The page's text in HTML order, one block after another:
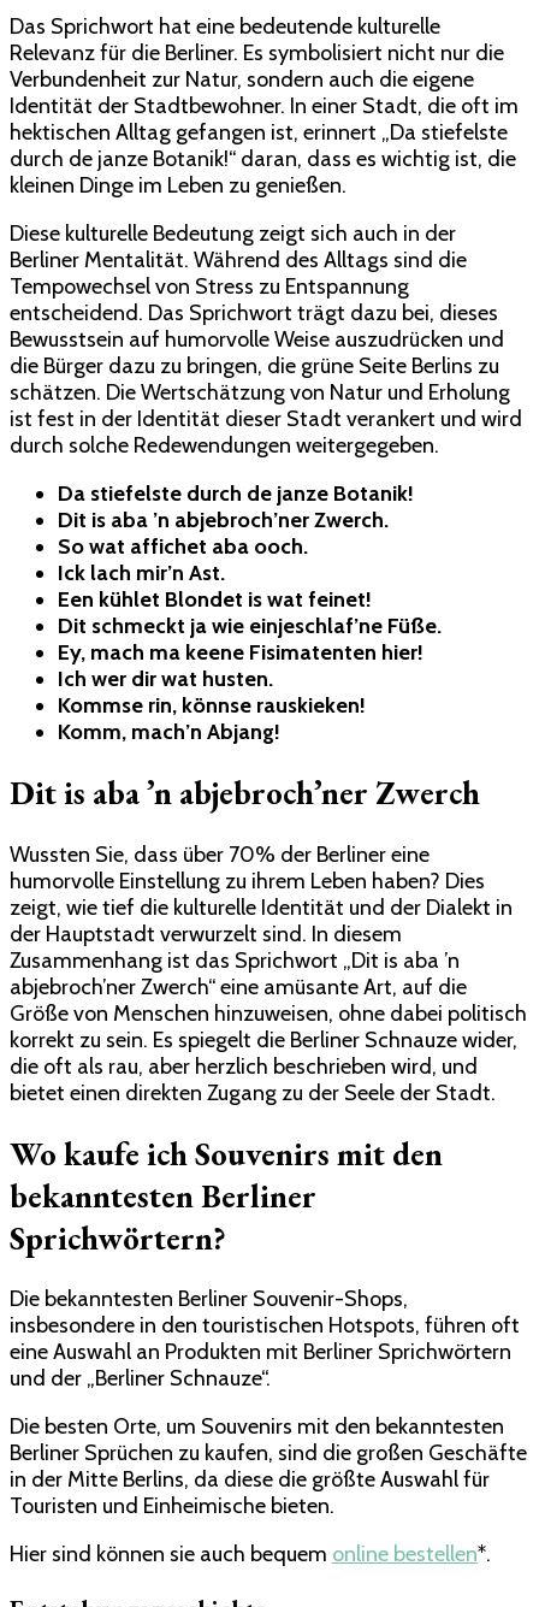
Das Sprichwort hat eine bedeutende kulturelle
Relevanz für die Berliner. Es symbolisiert nicht nur die
Verbundenheit zur Natur, sondern auch die eigene
Identität der Stadtbewohner. In einer Stadt, die oft im
hektischen Alltag gefangen ist, erinnert „Da stiefelste
durch de janze Botanik!“ daran, dass es wichtig ist, die
kleinen Dinge im Leben zu genießen.
Diese kulturelle Bedeutung zeigt sich auch in der
Berliner Mentalität. Während des Alltags sind die
Tempowechsel von Stress zu Entspannung
entscheidend. Das Sprichwort trägt dazu bei, dieses
Bewusstsein auf humorvolle Weise auszudrücken und
die Bürger dazu zu bringen, die grüne Seite Berlins zu
schätzen. Die Wertschätzung von Natur und Erholung
ist fest in der Identität dieser Stadt verankert und wird
durch solche Redewendungen weitergegeben.
Da stiefelste durch de janze Botanik!
Dit is aba ’n abjebroch’ner Zwerch.
So wat affichet aba ooch.
Ick lach mir’n Ast.
Een kühlet Blondet is wat feinet!
Dit schmeckt ja wie einjeschlaf’ne Füße.
Ey, mach ma keene Fisimatenten hier!
Ich wer dir wat husten.
Kommse rin, könnse rauskieken!
Komm, mach’n Abjang!
Dit is aba ’n abjebroch’ner Zwerch
Wussten Sie, dass über 70% der Berliner eine
humorvolle Einstellung zu ihrem Leben haben? Dies
zeigt, wie tief die kulturelle Identität und der Dialekt in
der Hauptstadt verwurzelt sind. In diesem
Zusammenhang ist das Sprichwort „Dit is aba ’n
abjebroch’ner Zwerch“ eine amüsante Art, auf die
Größe von Menschen hinzuweisen, ohne dabei politisch
korrekt zu sein. Es spiegelt die Berliner Schnauze wider,
die oft als rau, aber herzlich beschrieben wird, und
bietet einen direkten Zugang zu der Seele der Stadt.
Wo kaufe ich Souvenirs mit den
bekanntesten Berliner
Sprichwörtern?
Die bekanntesten Berliner Souvenir-Shops,
insbesondere in den touristischen Hotspots, führen oft
eine Auswahl an Produkten mit Berliner Sprichwörtern
und der „Berliner Schnauze“.
Die besten Orte, um Souvenirs mit den bekanntesten
Berliner Sprüchen zu kaufen, sind die großen Geschäfte
in der Mitte Berlins, da diese die größte Auswahl für
Touristen und Einheimische bieten.
Hier sind können sie auch bequem online bestellen*.